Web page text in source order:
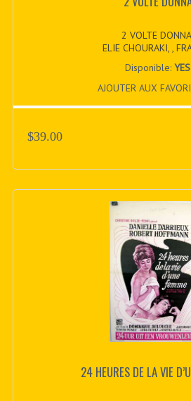
2 VOLTE DONNA,
ELIE CHOURAKI, ,
Disponible:YES
AJOUTER AUX
$39.00
24 HEURES DE LA VIE